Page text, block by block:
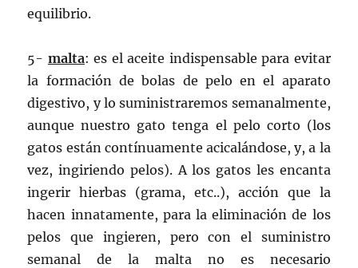
equilibrio.
5- malta: es el aceite indispensable para evitar
la formación de bolas de pelo en el aparato
digestivo, y lo suministraremos semanalmente,
aunque nuestro gato tenga el pelo corto (los
gatos están contínuamente acicalándose, y, a la
vez, ingiriendo pelos). A los gatos les encanta
ingerir hierbas (grama, etc..), acción que la
hacen innatamente, para la eliminación de los
pelos que ingieren, pero con el suministro
semanal de la malta no es necesario